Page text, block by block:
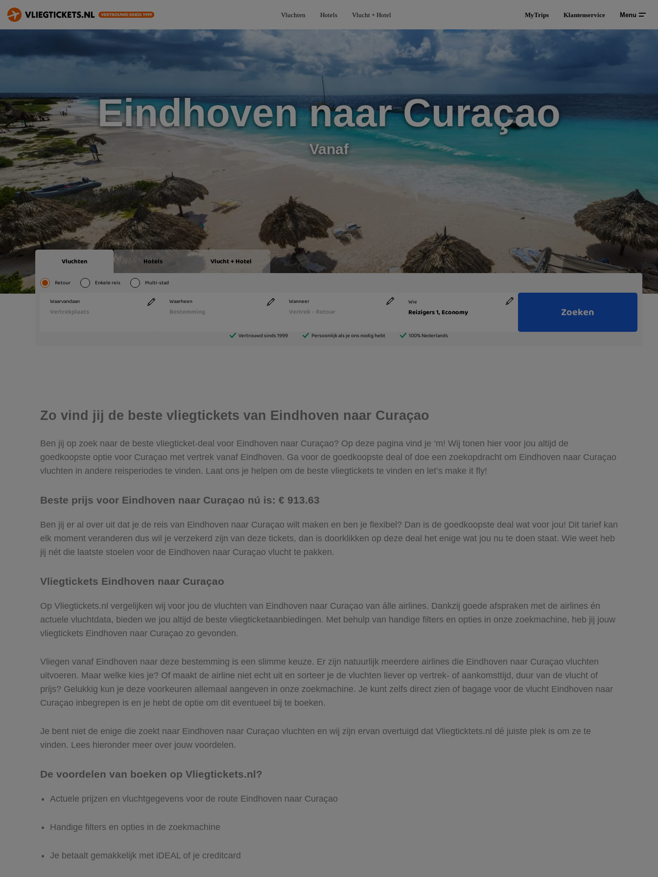
Vluchten Hotels Vlucht + Hotel MyTrips Klantenservice Menu
Eindhoven naar Curaçao
Vanaf
Zo vind jij de beste vliegtickets van Eindhoven naar Curaçao
Ben jij op zoek naar de beste vliegticket-deal voor Eindhoven naar Curaçao? Op deze pagina vind je ‘m! Wij tonen hier voor jou altijd de
goedkoopste optie voor Curaçao met vertrek vanaf Eindhoven. Ga voor de goedkoopste deal of doe een zoekopdracht om Eindhoven naar Curaçao
vluchten in andere reisperiodes te vinden. Laat ons je helpen om de beste vliegtickets te vinden en let’s make it fly!
Beste prijs voor Eindhoven naar Curaçao nú is: € 913.63
Ben jij er al over uit dat je de reis van Eindhoven naar Curaçao wilt maken en ben je flexibel? Dan is de goedkoopste deal wat voor jou! Dit tarief kan
elk moment veranderen dus wil je verzekerd zijn van deze tickets, dan is doorklikken op deze deal het enige wat jou nu te doen staat. Wie weet heb
jij nét die laatste stoelen voor de Eindhoven naar Curaçao vlucht te pakken.
Vliegtickets Eindhoven naar Curaçao
Op Vliegtickets.nl vergelijken wij voor jou de vluchten van Eindhoven naar Curaçao van álle airlines. Dankzij goede afspraken met de airlines én
actuele vluchtdata, bieden we jou altijd de beste vliegticketaanbiedingen. Met behulp van handige filters en opties in onze zoekmachine, heb jij jouw
vliegtickets Eindhoven naar Curaçao zo gevonden.
Vliegen vanaf Eindhoven naar deze bestemming is een slimme keuze. Er zijn natuurlijk meerdere airlines die Eindhoven naar Curaçao vluchten
uitvoeren. Maar welke kies je? Of maakt de airline niet echt uit en sorteer je de vluchten liever op vertrek- of aankomsttijd, duur van de vlucht of
prijs? Gelukkig kun je deze voorkeuren allemaal aangeven in onze zoekmachine. Je kunt zelfs direct zien of bagage voor de vlucht Eindhoven naar
Curaçao inbegrepen is en je hebt de optie om dit eventueel bij te boeken.
Je bent niet de enige die zoekt naar Eindhoven naar Curaçao vluchten en wij zijn ervan overtuigd dat Vliegticktets.nl dé juiste plek is om ze te
vinden. Lees hieronder meer over jouw voordelen.
De voordelen van boeken op Vliegtickets.nl?
Actuele prijzen en vluchtgegevens voor de route Eindhoven naar Curaçao
Handige filters en opties in de zoekmachine
Je betaalt gemakkelijk met iDEAL of je creditcard